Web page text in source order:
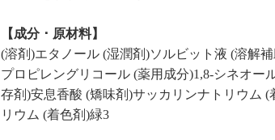
【成分 ･ 原材料】
(溶剤)エタノール (湿潤剤)ソルビット液 (溶解
プロピレングリコール (薬用成分)1,8-シネオ
存剤)安息香酸 (矯味剤)サッカリンナトリウム
リウム (着色剤)緑3